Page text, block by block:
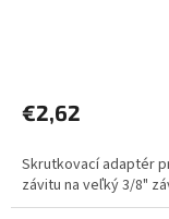
produktu
je
z
5
hviezdičiek.
€2,62
Skrutkovací adaptér
závitu na veľký 3/8"